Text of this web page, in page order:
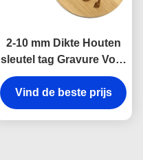
2-10 mm Dikte Houten
sleutel tag Gravure Voor
zakelijke evenementen
Personalization
decoratie
Vind de beste prijs